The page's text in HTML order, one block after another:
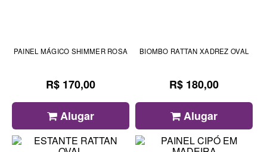
PAINEL MÁGICO SHIMMER ROSA
R$ 170,00
Alugar
BIOMBO RATTAN XADREZ OVAL
R$ 180,00
Alugar